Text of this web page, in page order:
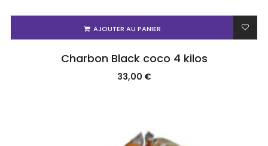
AJOUTER AU PANIER
Charbon Black coco 4 kilos
33,00 €